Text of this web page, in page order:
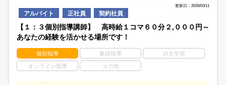
更新日：2026/03/11
アルバイト 正社員 契約社員
【１：３個別指導講師】 高時給１コマ６０分２,０００円～
あなたの経験を活かせる場所です！
個別指導 集団指導 自立学習
オンライン指導 その他